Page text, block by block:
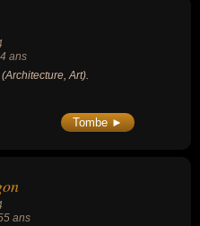
ans
Art).
Tombe ►
ans